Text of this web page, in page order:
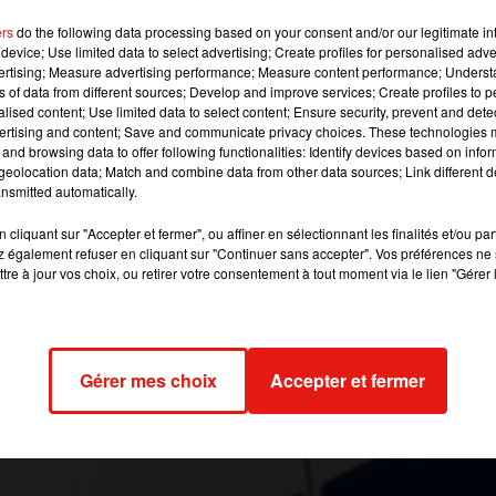
Le meurtrier présumé a été interpellé.
Common Wikimédia
Il était hospitalisé après une violente rixe survenue la
éclate entre des jeunes de deux quartiers - Chaufourniers
de 20 heures quand la situation dégénère.
plusieurs fois à la cuisse. Une trentaine de personnes
la fuite. Quand les secours arrivent sur place, la
une marre de sang.
à ses blessures quelques heures plus tard. Au même
à vue. Il a pu être appréhendé après l’exploitation des images
à vue a été prolongée jeudi soir.
do the following data processing based on your consent and/or our legitimate
Use limited data to select advertising; Create profiles for personalised
Measure advertising performance; Measure content performance;
of data from different sources; Develop and improve services; Create profiles to
content; Use limited data to select content; Ensure security, prevent and
and content; Save and communicate privacy choices. These technologies
browsing data to offer following functionalities: Identify devices based on
data; Match and combine data from other data sources; Link different
automatically.
cliquant sur "Accepter et fermer", ou affiner en sélectionnant les finalités et/ou
également refuser en cliquant sur "Continuer sans accepter". Vos préférences
à jour vos choix, ou retirer votre consentement à tout moment via le lien
Gérer mes choix Accepter et fermer